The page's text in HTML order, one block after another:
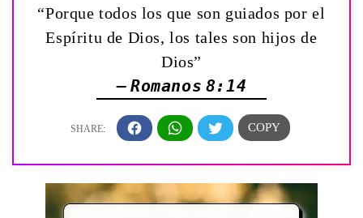
“Porque todos los que son guiados por el
Espíritu de Dios, los tales son hijos de
Dios”
— Romanos 8:14